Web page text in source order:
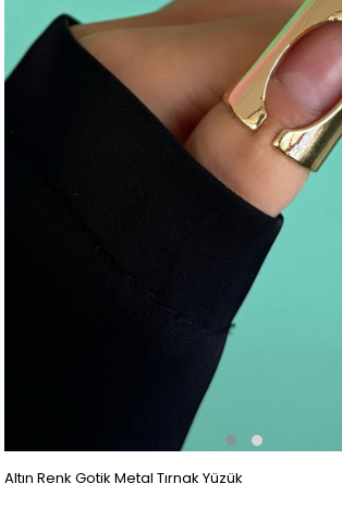
Altın Renk Gotik Metal Tırnak Yüzük